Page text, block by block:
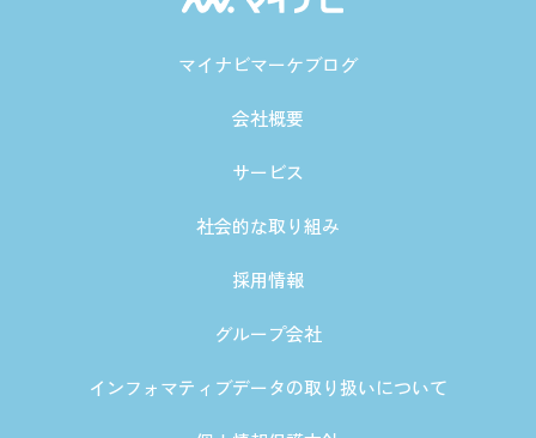
マイナビマーケブログ
会社概要
サービス
社会的な取り組み
採用情報
グループ会社
インフォマティブデータの取り扱いについて